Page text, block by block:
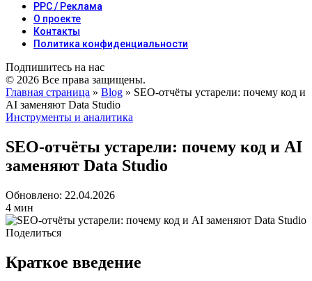
PPC / Реклама
О проекте
Контакты
Политика конфиденциальности
Подпишитесь на нас
© 2026 Все права защищены.
Главная страница » Blog » SEO-отчёты устарели: почему код и
AI заменяют Data Studio
Инструменты и аналитика
SEO-отчёты устарели: почему код и AI
заменяют Data Studio
Обновлено: 22.04.2026
4 мин
Поделиться
Краткое введение